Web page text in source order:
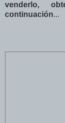
venderlo,
continuación...